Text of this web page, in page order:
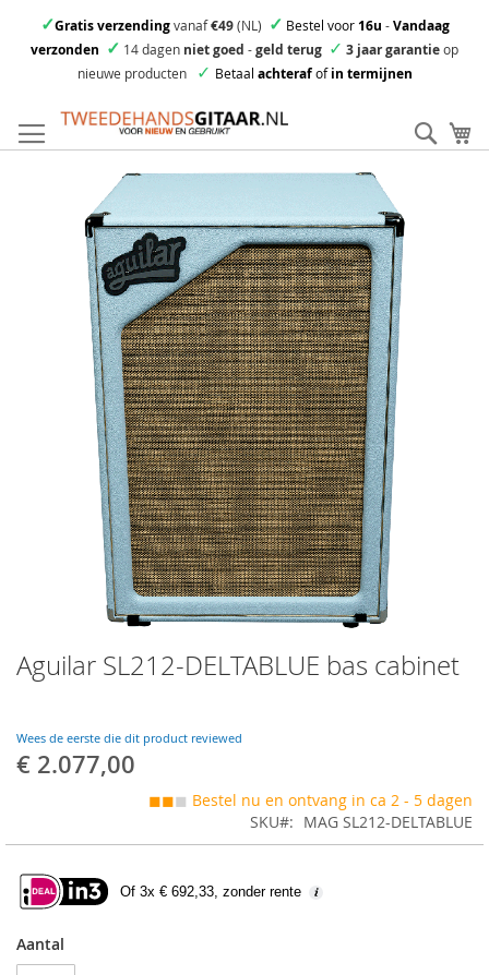
✓Gratis verzendingvanaf€49(NL) ✓ Bestel voor16u -Vandaag
verzonden ✓ 14 dagen niet goed -geld terug ✓ 3 jaar garantieop
nieuwe producten
✓ Betaal achterafofin termijnen
direct
door
Aguilar SL212-DELTABLUE bas cabinet
Wees de eerste die dit product reviewed
€ 2.077,00
◼◼◼ Bestel nu en ontvang in ca 2 - 5 dagen
SKU
MAG SL212-DELTABLUE
Of 3x € 692,33, zonder rente
Aantal
to
the
the
images